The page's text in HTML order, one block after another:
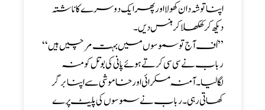
اپنا توشہ دان کھولا اور پھر ایک دوسرے کا ناشتہ
دیکھ کر کھکھلا کر ہنس دیں۔
’’ اُف آج تو سموسوں میں بہت مرچیں ہیں ‘‘
رباب نے سی سی کرتے ہوئے پانی کی بوتل کو منہ
لگالیا۔ آمنہ مسکرائی اور خاموشی سے اپنا برگر
کھاتی رہی۔ رباب نے سموسوں کی پلیٹ پرے